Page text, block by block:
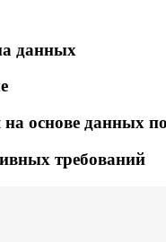
данных
основе данных
требований